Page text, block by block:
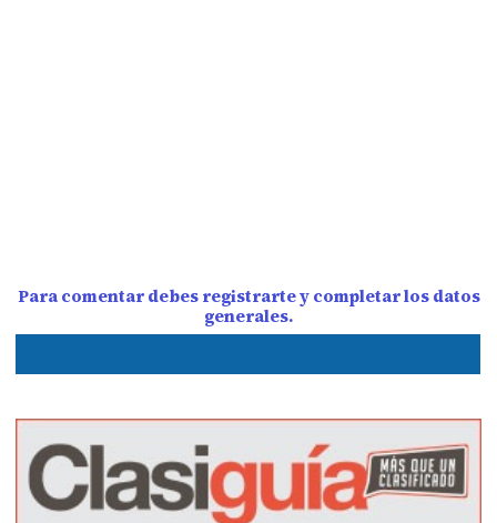
Para comentar debes registrarte y completar los datos
generales.